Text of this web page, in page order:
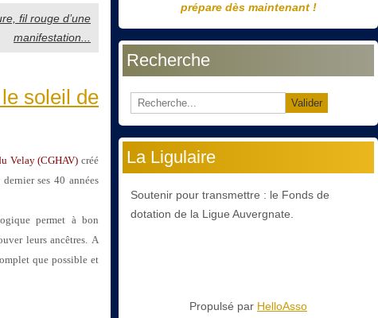
fil rouge d’une
manifestation...
soleil de
Velay (CGHAV) créé
ses 40 années
permet à bon
leurs ancêtres.A
que possible et
prépare dès maintenant !
Recherche
Valider
La Ligulaire
Soutenir pour transmettre : le Fonds de
dotation de la Ligue Auvergnate.
Propulsé par HelloAsso